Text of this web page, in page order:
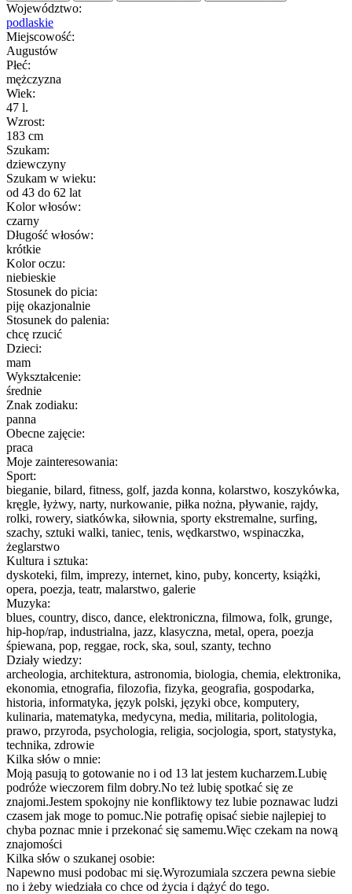
Województwo:
podlaskie
Miejscowość:
Augustów
Płeć:
mężczyzna
Wiek:
47 l.
Wzrost:
183 cm
Szukam:
dziewczyny
Szukam w wieku:
od 43 do 62 lat
Kolor włosów:
czarny
Długość włosów:
krótkie
Kolor oczu:
niebieskie
Stosunek do picia:
piję okazjonalnie
Stosunek do palenia:
chcę rzucić
Dzieci:
mam
Wykształcenie:
średnie
Znak zodiaku:
panna
Obecne zajęcie:
praca
Moje zainteresowania:
Sport:
bieganie, bilard, fitness, golf, jazda konna, kolarstwo, koszykówka,
kręgle, łyżwy, narty, nurkowanie, piłka nożna, pływanie, rajdy,
rolki, rowery, siatkówka, siłownia, sporty ekstremalne, surfing,
szachy, sztuki walki, taniec, tenis, wędkarstwo, wspinaczka,
żeglarstwo
Kultura i sztuka:
dyskoteki, film, imprezy, internet, kino, puby, koncerty, książki,
opera, poezja, teatr, malarstwo, galerie
Muzyka:
blues, country, disco, dance, elektroniczna, filmowa, folk, grunge,
hip-hop/rap, industrialna, jazz, klasyczna, metal, opera, poezja
śpiewana, pop, reggae, rock, ska, soul, szanty, techno
Działy wiedzy:
archeologia, architektura, astronomia, biologia, chemia, elektronika,
ekonomia, etnografia, filozofia, fizyka, geografia, gospodarka,
historia, informatyka, język polski, języki obce, komputery,
kulinaria, matematyka, medycyna, media, militaria, politologia,
prawo, przyroda, psychologia, religia, socjologia, sport, statystyka,
technika, zdrowie
Kilka słów o mnie:
Moją pasują to gotowanie no i od 13 lat jestem kucharzem.Lubię
podróże wieczorem film dobry.No też lubię spotkać się ze
znajomi.Jestem spokojny nie konfliktowy tez lubie poznawac ludzi
czasem jak moge to pomuc.Nie potrafię opisać siebie najlepiej to
chyba poznac mnie i przekonać się samemu.Więc czekam na nową
znajomości
Kilka słów o szukanej osobie:
Napewno musi podobac mi się.Wyrozumiala szczera pewna siebie
no i żeby wiedziała co chce od życia i dążyć do tego.